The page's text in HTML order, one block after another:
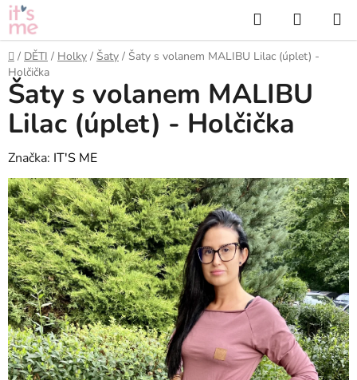
Přejít
na
obsah
Hledat
KOŠÍK
Domů
/ DĚTI / Holky / Šaty / Šaty s volanem MALIBU Lilac (úplet) -
Holčička
Šaty s volanem MALIBU
Lilac (úplet) - Holčička
Značka: IT'S ME